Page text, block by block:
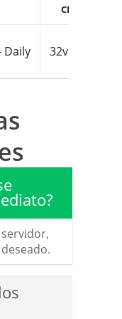
CPU
Daily 32vCPU